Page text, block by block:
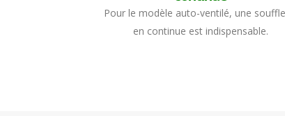
Pour le modèle auto-ventilé, une
en continue est indispensable.